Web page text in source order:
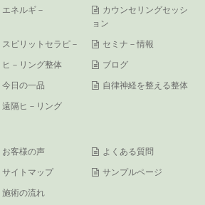
エネルギ－
カウンセリングセッシ
ョン
スピリットセラピ－ セミナ－情報
ヒ－リング整体 ブログ
今日の一品 自律神経を整える整体
遠隔ヒ－リング
お客様の声 よくある質問
サイトマップ サンプルページ
施術の流れ